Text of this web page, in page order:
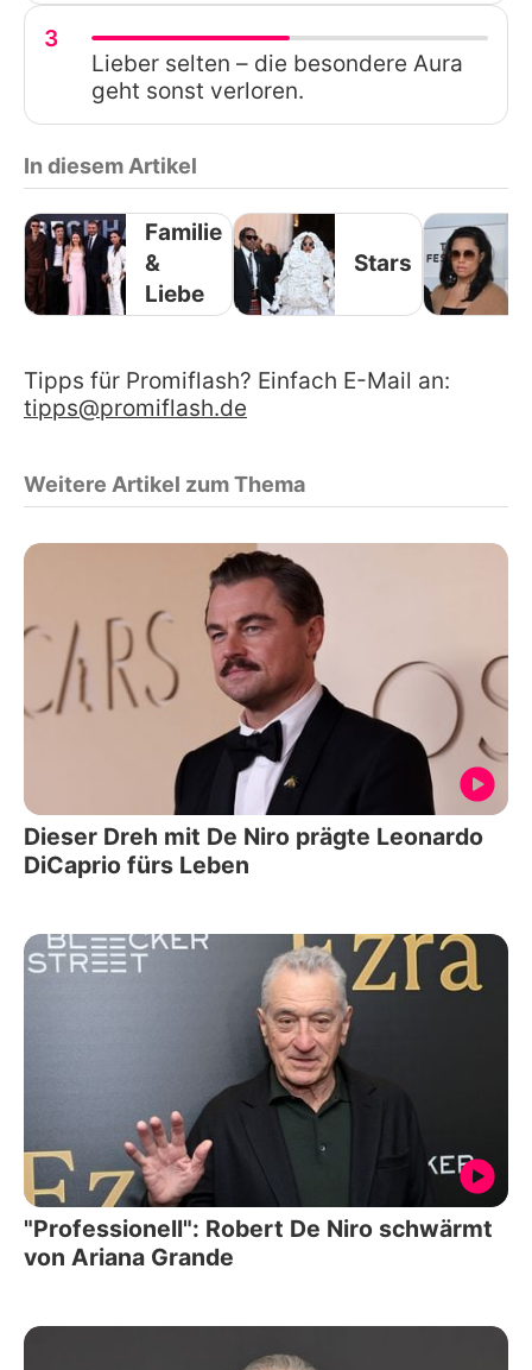
3
Lieber selten – die besondere Aura
geht sonst verloren.
In diesem Artikel
Familie
&
Liebe
Stars
Tipps für Promiflash? Einfach E-Mail an:
tipps@promiflash.de
Weitere Artikel zum Thema
Dieser Dreh mit De Niro prägte Leonardo
DiCaprio fürs Leben
"Professionell": Robert De Niro schwärmt
von Ariana Grande